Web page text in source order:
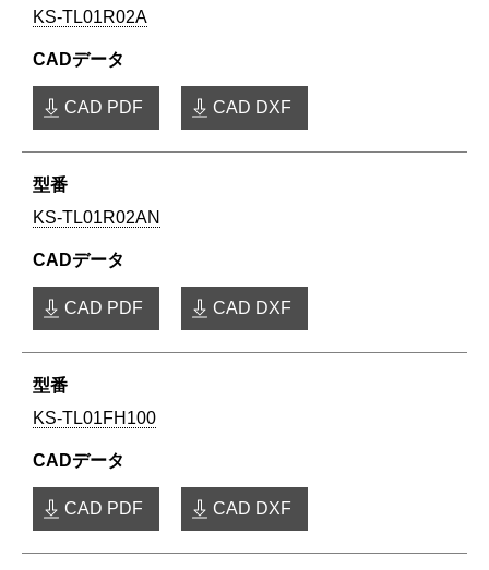
KS-TL01R02A
CAD PDF CAD DXF
KS-TL01R02AN
CAD PDF CAD DXF
KS-TL01FH100
CAD PDF CAD DXF